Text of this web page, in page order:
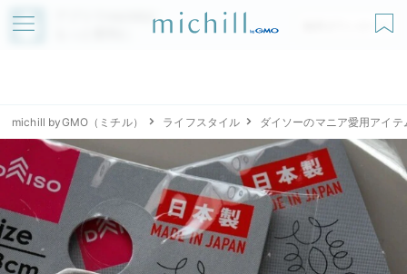
アプリでmichillが
無料ダウンロード
michill byGMO（ミチル） ライフスタイル ダイソーのマニア愛用アイテ